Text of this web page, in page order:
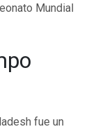
Mundial
fue un